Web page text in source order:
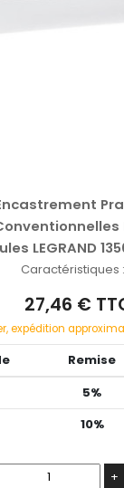
LEGRAND
Caractéristiques :
27,46 €
expédition
Remise
5%
10%
+